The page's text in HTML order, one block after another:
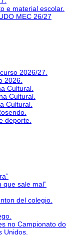
e material escolar.
MEC 26/27
2026/27.
2026.
Cultural.
Cultural.
Cultural.
deporte.
que sale mal”
del colegio.
no Campionato do
Unidos.